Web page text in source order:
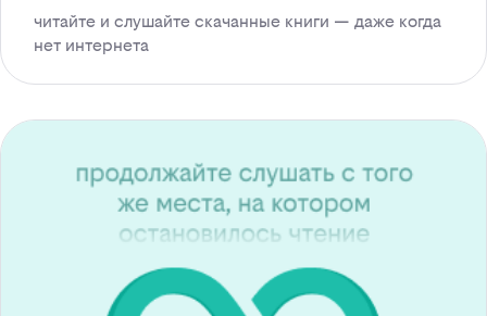
читайте и слушайте скачанные книги — даже когда
нет интернета